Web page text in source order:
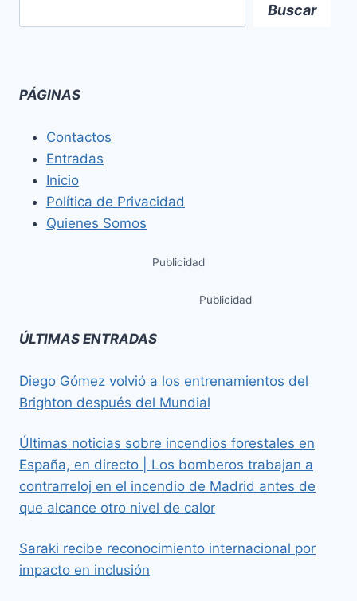
Buscar
PÁGINAS
Contactos
Entradas
Inicio
Política de Privacidad
Quienes Somos
Publicidad
Publicidad
ÚLTIMAS ENTRADAS
Diego Gómez volvió a los entrenamientos del
Brighton después del Mundial
Últimas noticias sobre incendios forestales en
España, en directo | Los bomberos trabajan a
contrarreloj en el incendio de Madrid antes de
que alcance otro nivel de calor
Saraki recibe reconocimiento internacional por
impacto en inclusión